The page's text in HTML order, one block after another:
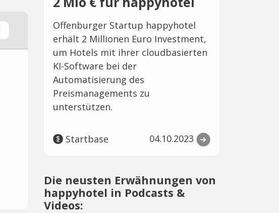
Offenburger Startup happyhotel
erhält 2 Millionen Euro Investment,
um Hotels mit ihrer cloudbasierten
KI-Software bei der
Automatisierung des
Preismanagements zu
unterstützen.
Startbase 04.10.2023
Die neusten Erwähnungen von
happyhotel in Podcasts &
Videos: